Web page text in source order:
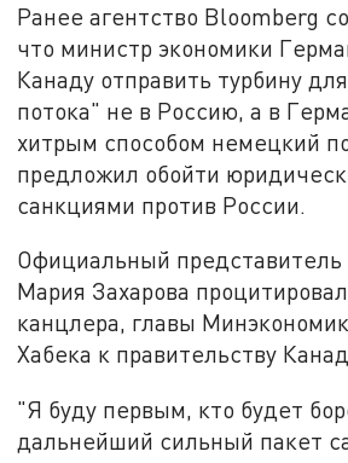
Ранее агентство Bloomberg
что министр экономики
Канаду отправить турбину
потока" не в Россию, а в
хитрым способом немецкий
предложил обойти
санкциями против России.
Официальный
Мария Захарова
канцлера, главы
Хабека к правительству
"Я буду первым, кто будет
дальнейший сильный пакет